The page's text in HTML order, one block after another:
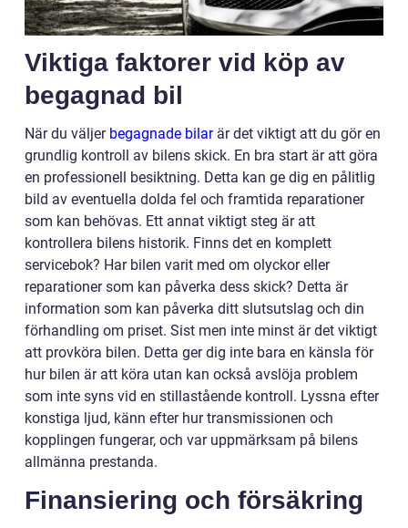
Viktiga faktorer vid köp av
begagnad bil
När du väljer begagnade bilarär det viktigt att du gör en
grundlig kontroll av bilens skick. En bra start är att göra
en professionell besiktning. Detta kan ge dig en pålitlig
bild av eventuella dolda fel och framtida reparationer
som kan behövas. Ett annat viktigt steg är att
kontrollera bilens historik. Finns det en komplett
servicebok? Har bilen varit med om olyckor eller
reparationer som kan påverka dess skick? Detta är
information som kan påverka ditt slutsutslag och din
förhandling om priset. Sist men inte minst är det viktigt
att provköra bilen. Detta ger dig inte bara en känsla för
hur bilen är att köra utan kan också avslöja problem
som inte syns vid en stillastående kontroll. Lyssna efter
konstiga ljud, känn efter hur transmissionen och
kopplingen fungerar, och var uppmärksam på bilens
allmänna prestanda.
Finansiering och försäkring